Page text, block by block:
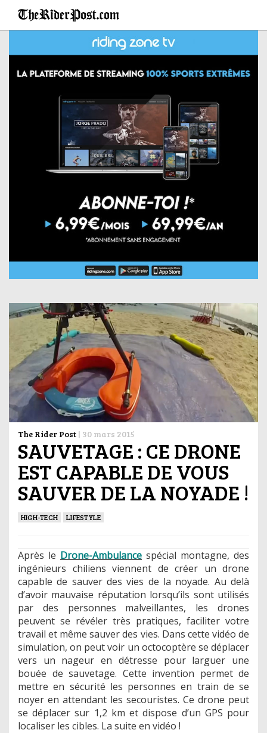
The Rider Post | 30 mars 2015
SAUVETAGE : CE DRONE
EST CAPABLE DE VOUS
SAUVER DE LA NOYADE !
HIGH-TECH LIFESTYLE
Après le Drone-Ambulance spécial montagne, des
ingénieurs chiliens viennent de créer un drone
capable de sauver des vies de la noyade. Au delà
d’avoir mauvaise réputation lorsqu’ils sont utilisés
par des personnes malveillantes, les drones
peuvent se révéler très pratiques, faciliter votre
travail et même sauver des vies. Dans cette vidéo de
simulation, on peut voir un octocoptère se déplacer
vers un nageur en détresse pour larguer une
bouée de sauvetage. Cette invention permet de
mettre en sécurité les personnes en train de se
noyer en attendant les secouristes. Ce drone peut
se déplacer sur 1,2 km et dispose d’un GPS pour
localiser les cibles. La suite en vidéo !